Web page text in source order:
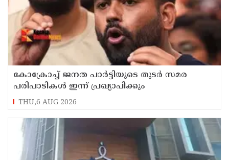
കോക്രോച്ച് ജനത പാര്‍ട്ടിയുടെ തുടര്‍ സമര
പരിപാടികള്‍ ഇന്ന് പ്രഖ്യാപിക്കും
THU,6 AUG 2026